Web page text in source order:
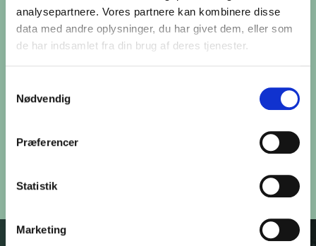
analysepartnere. Vores partnere kan kombinere disse
data med andre oplysninger, du har givet dem, eller som
de har indsamlet fra din brug af deres tjenester.
Nødvendig
Præferencer
Statistik
Marketing
Træffes jeg ikke på telefonen, kan du også
sende en mail/sms, der besvares hurtigst
muligt.
Betalinger kan ske kontant, via mobilepay eller
til:
HUSK, altid at skrive dit navn ved overførsler.